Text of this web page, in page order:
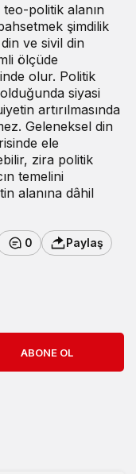
politik alanın
şimdilik
ve sivil din
ölçüde
olur. Politik
siyasi
artırılmasında
Geleneksel din
ele
zira politik
temelini
alanına dâhil
0 Paylaş
ABONE OL